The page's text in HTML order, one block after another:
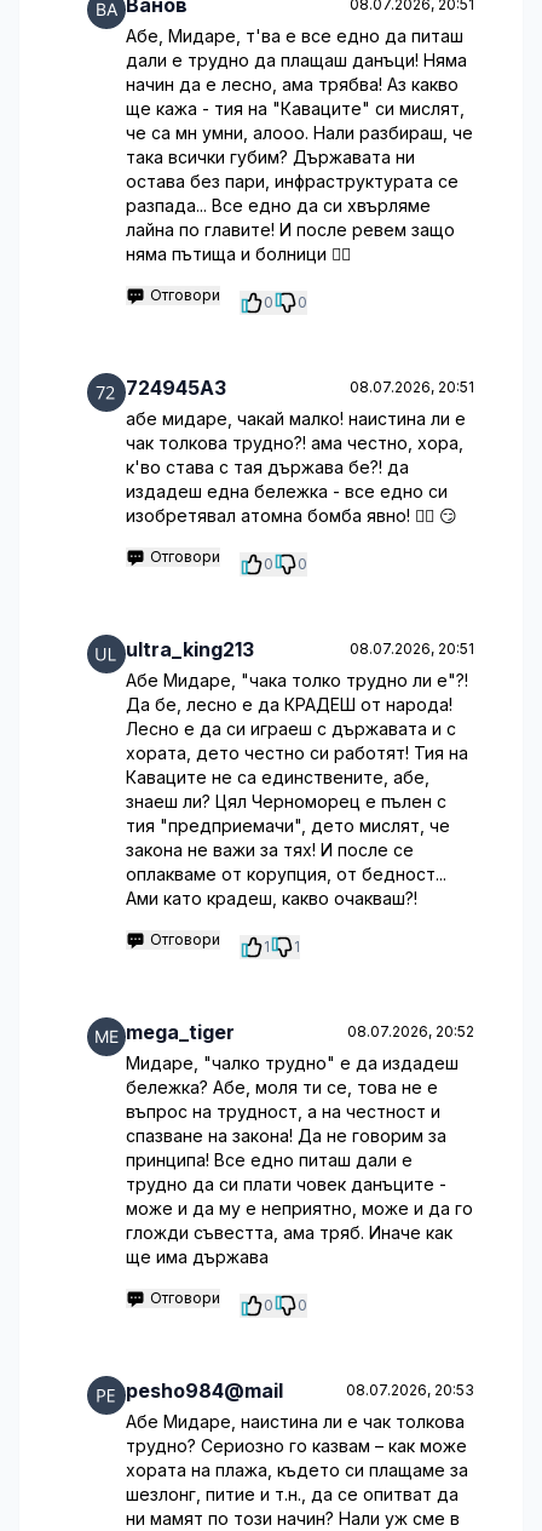
Ванов 08.07.2026, 20:51
Абе, Мидаре, т'ва е все едно да питаш
дали е трудно да плащаш данъци! Няма
начин да е лесно, ама трябва! Аз какво
ще кажа - тия на "Каваците" си мислят,
че са мн умни, алооо. Нали разбираш, че
така всички губим? Държавата ни
остава без пари, инфраструктурата се
разпада... Все едно да си хвърляме
лайна по главите! И после ревем защо
няма пътища и болници 🤦‍♂️
Отговори 0 0
724945A3 08.07.2026, 20:51
абе мидаре, чакай малко! наистина ли е
чак толкова трудно?! ама честно, хора,
к'во става с тая държава бе?! да
издадеш една бележка - все едно си
изобретявал атомна бомба явно! 🤦‍♀️ 😏
Отговори 0 0
ultra_king213 08.07.2026, 20:51
Абе Мидаре, "чака толко трудно ли е"?!
Да бе, лесно е да КРАДЕШ от народа!
Лесно е да си играеш с държавата и с
хората, дето честно си работят! Тия на
Каваците не са единствените, абе,
знаеш ли? Цял Черноморец е пълен с
тия "предприемачи", дето мислят, че
закона не важи за тях! И после се
оплакваме от корупция, от бедност...
Ами като крадеш, какво очакваш?!
Отговори 1 1
mega_tiger 08.07.2026, 20:52
Мидаре, "чалко трудно" е да издадеш
бележка? Абе, моля ти се, това не е
въпрос на трудност, а на честност и
спазване на закона! Да не говорим за
принципа! Все едно питаш дали е
трудно да си плати човек данъците -
може и да му е неприятно, може и да го
гложди съвестта, ама тряб. Иначе как
ще има държава
Отговори 0 0
pesho984@mail 08.07.2026, 20:53
Абе Мидаре, наистина ли е чак толкова
трудно? Сериозно го казвам – как може
хората на плажа, където си плащаме за
шезлонг, питие и т.н., да се опитват да
ни мамят по този начин? Нали уж сме в